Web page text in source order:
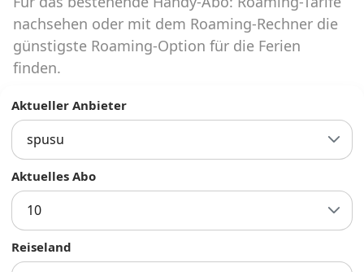
Abos für Tablets, Hotspots und Smart
Watches
Alle Anbieter
nachsehen oder mit dem Roaming-Rechner die
günstigste Roaming-Option für die Ferien
finden.
Aktueller Anbieter
spusu
Aktuelles Abo
10
Reiseland